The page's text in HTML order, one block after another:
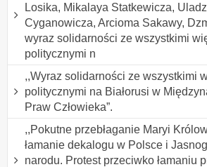
Losika, Mikalaya Statkewicza,
Cyganowicza, Arcioma Sakawy,
wyraz solidarności ze wszystkimi
politycznymi n
,,Wyraz solidarności ze wszystkimi
politycznymi na Białorusi w
Praw Człowieka”.
,,Pokutne przebłaganie Maryi
łamanie dekalogu w Polsce i
narodu. Protest przeciwko łamaniu